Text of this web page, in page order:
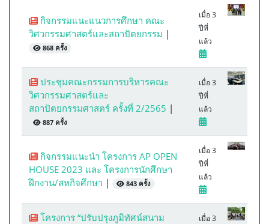
กิจกรรมแนะแนวการศึกษา คณะ
วิศวกรรมศาสตร์และสถาปัตยกรรม |
868 ครั้ง
เมื่อ 3
ปีที่
แล้ว
ประชุมคณะกรรมการบริหารคณะ
วิศวกรรมศาสตร์และ
สถาปัตยกรรมศาสตร์ ครั้งที่ 2/2565 |
887 ครั้ง
เมื่อ 3
ปีที่
แล้ว
กิจกรรมแนะนำ โครงการ AP OPEN
HOUSE 2023 และ โครงการนักศึกษา
ฝึกงาน/สหกิจศึกษา | 843 ครั้ง
เมื่อ 3
ปีที่
แล้ว
โครงการ “ปรับปรุงภูมิทัศน์สนาม
เมื่อ 3